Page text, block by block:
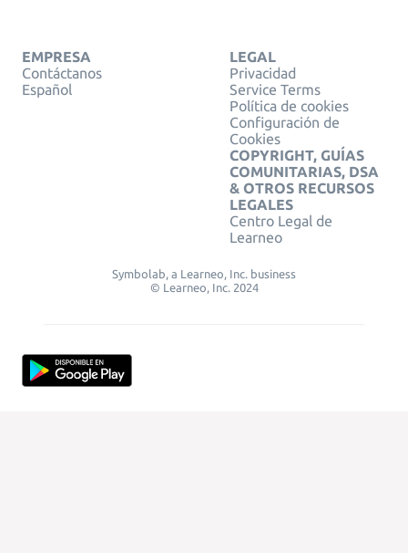
EMPRESA
Contáctanos
Español
LEGAL
Privacidad
Service Terms
Política de cookies
Configuración de
Cookies
COPYRIGHT, GUÍAS
COMUNITARIAS, DSA
& OTROS RECURSOS
LEGALES
Centro Legal de
Learneo
Symbolab, a Learneo, Inc. business
© Learneo, Inc. 2024